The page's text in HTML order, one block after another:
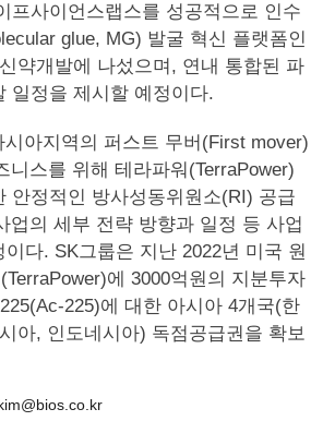
프사이언스랩스를 성공적으로 인수
glue, MG) 발굴 혁신 플랫폼인
약개발에 나섰으며, 연내 통합된 파
일정을 제시할 예정이다.
아지역의 퍼스트 무버(First mover)
니스를 위해 테라파워(TerraPower)
안정적인 방사성동위원소(RI) 공급
업의 세부 전략 방향과 일정 등 사업
다. SK그룹은 지난 2022년 미국 원
에 3000억원의 지분투자
225)에 대한 아시아 4개국(한
아, 인도네시아) 독점공급권을 확보